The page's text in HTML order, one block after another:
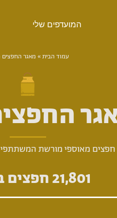
המועדפים שלי
עמוד הבית­­» מאגר
חפצים מאוספי מורשת
21,801חפצים